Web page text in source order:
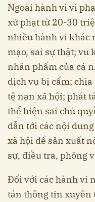
Ngoài hành vi vi
xử phạt từ 20-30
nhiều hành vi khác
mạo, sai sự thật; vu
nhân phẩm của cá
dịch vụ bị cấm;
tệ nạn xã hội; phát
thể hiện sai chủ
dẫn tới các nội
xã hội để sản xuất
sự, điều tra, phỏng
Đối với các hành vi
tán thông tin xuyên